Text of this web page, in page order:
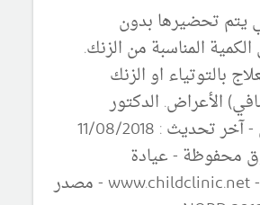
يتم تحضيرها بدون
المناسبة من الزنك.
بالتوتياء او الزنك
الأعراض. الدكتور
رضوان غزال - آخر تحديث : 11/08/2018
محفوظة - عيادة
www.childclinic.net- مصدر